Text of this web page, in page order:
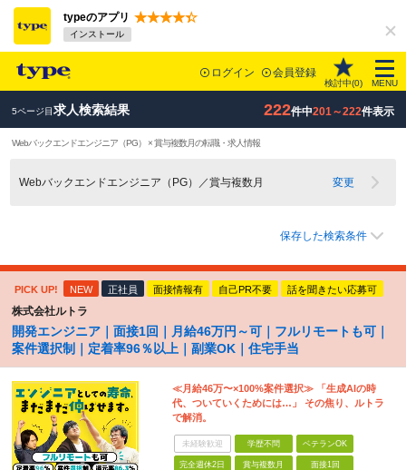
typeのアプリ
インストール
ログイン 会員登録
検討中(0) MENU
5ページ目求人検索結果 222件中201～222件表示
Webバックエンドエンジニア（PG） × 賞与複数月の転職・求人情報
Webバックエンドエンジニア（PG）／賞与複数月 変更
保存した検索条件
PICK UP! NEW 正社員 面接情報有 自己PR不要 話を聞きたい応募可
株式会社ルトラ
開発エンジニア｜面接1回｜月給46万円～可｜フルリモートも可｜
案件選択制｜定着率96％以上｜副業OK｜住宅手当
≪月給46万〜×100%案件選択≫ 「生成AIの時
代、ついていくためには…」 その焦り、ルトラ
で解消。
未経験歓迎 学歴不問 ベテランOK
完全週休2日 賞与複数月 面接1回